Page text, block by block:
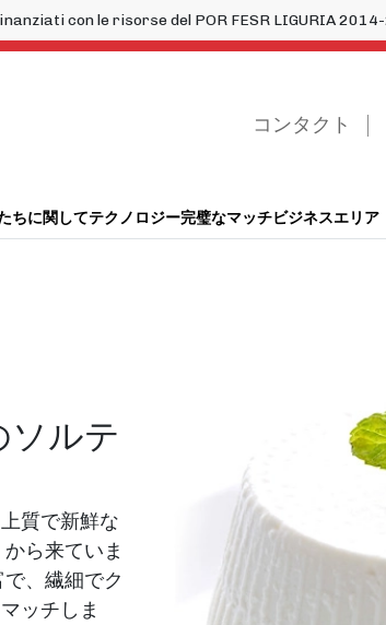
con le risorse del POR FESR LIGURIA
コンタクト
ちに関してテクノロジー完璧なマッチビジネスエリア
ソルテ
質で新鮮な
ら来ていま
、繊細でク
ッチしま